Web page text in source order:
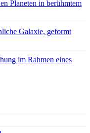
Planeten in berühmtem
Galaxie, geformt
im Rahmen eines